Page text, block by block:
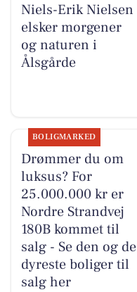
Niels-Erik Nielsen
elsker morgener
og naturen i
Ålsgårde
BOLIGMARKED
Drømmer du om
luksus? For
25.000.000 kr er
Nordre Strandvej
180B kommet til
salg - Se den og de
dyreste boliger til
salg her